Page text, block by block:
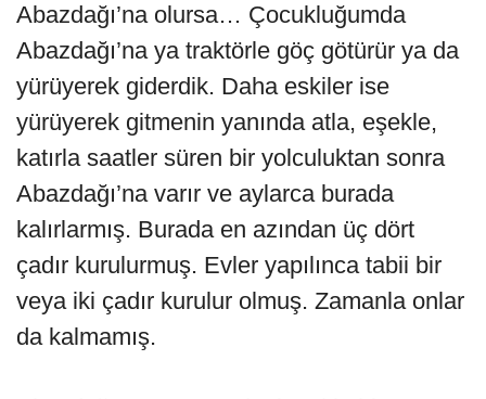
Abazdağı’na olursa… Çocukluğumda
Abazdağı’na ya traktörle göç götürür ya da
yürüyerek giderdik. Daha eskiler ise
yürüyerek gitmenin yanında atla, eşekle,
katırla saatler süren bir yolculuktan sonra
Abazdağı’na varır ve aylarca burada
kalırlarmış. Burada en azından üç dört
çadır kurulurmuş. Evler yapılınca tabii bir
veya iki çadır kurulur olmuş. Zamanla onlar
da kalmamış.